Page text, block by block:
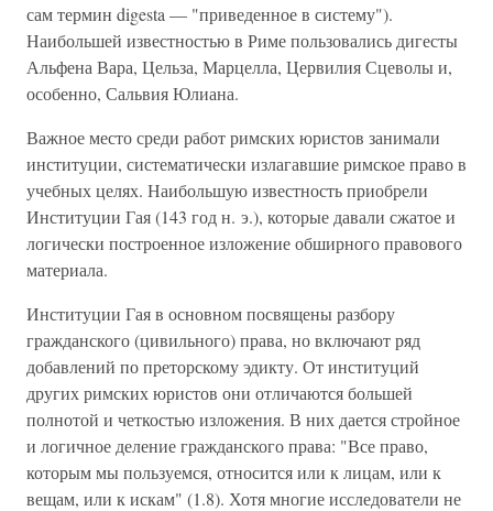
сам термин digesta — "приведенное в систему").
Наибольшей известностью в Риме пользовались дигесты
Альфена Вара, Цельза, Марцелла, Цервилия Сцеволы и,
особенно, Сальвия Юлиана.
Важное место среди работ римских юристов занимали
институции, систематически излагавшие римское право в
учебных целях. Наибольшую известность приобрели
Институции Гая (143 год н. э.), которые давали сжатое и
логически построенное изложение обширного правового
материала.
Институции Гая в основном посвящены разбору
гражданского (цивильного) права, но включают ряд
добавлений по преторскому эдикту. От институций
других римских юристов они отличаются большей
полнотой и четкостью изложения. В них дается стройное
и логичное деление гражданского права: "Все право,
которым мы пользуемся, относится или к лицам, или к
вещам, или к искам" (1.8). Хотя многие исследователи не